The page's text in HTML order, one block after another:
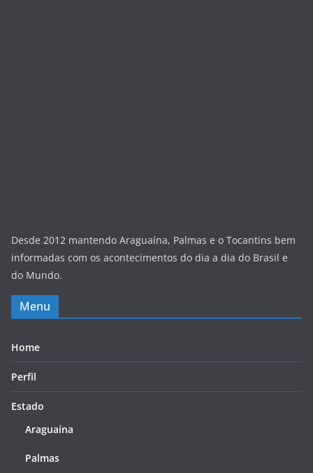
Desde 2012 mantendo Araguaína, Palmas e o Tocantins bem
informadas com os acontecimentos do dia a dia do Brasil e
do Mundo.
Menu
Home
Perfil
Estado
Araguaína
Palmas